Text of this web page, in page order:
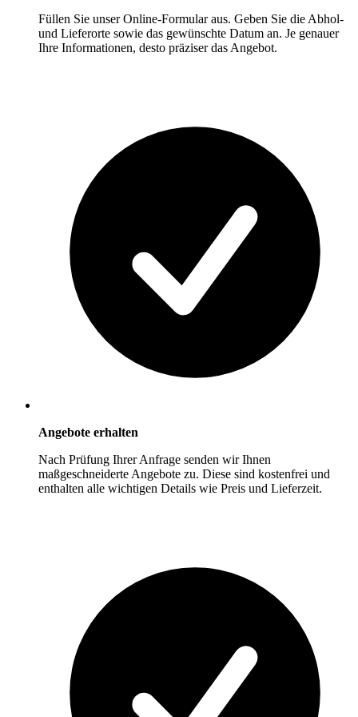
Füllen Sie unser Online-Formular aus. Geben Sie die Abhol-
und Lieferorte sowie das gewünschte Datum an. Je genauer
Ihre Informationen, desto präziser das Angebot.
Angebote erhalten
Nach Prüfung Ihrer Anfrage senden wir Ihnen
maßgeschneiderte Angebote zu. Diese sind kostenfrei und
enthalten alle wichtigen Details wie Preis und Lieferzeit.